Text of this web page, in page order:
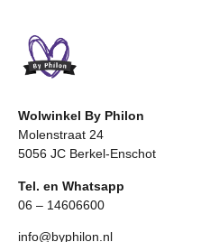
Wolwinkel By Philon
Molenstraat 24
5056 JC Berkel-Enschot
Tel. en Whatsapp
06 – 14606600
info@byphilon.nl